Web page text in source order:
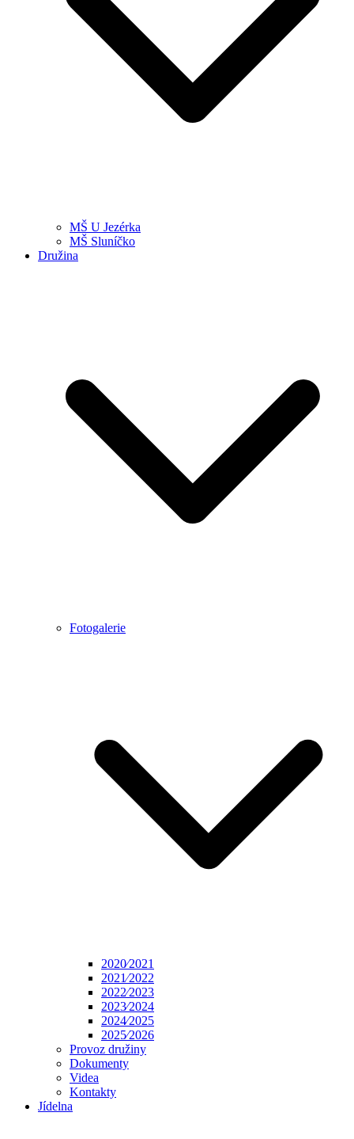
MŠ U Jezérka
MŠ Sluníčko
Družina
Fotogalerie
2020⁄2021
2021⁄2022
2022⁄2023
2023⁄2024
2024⁄2025
2025⁄2026
Provoz družiny
Dokumenty
Videa
Kontakty
Jídelna